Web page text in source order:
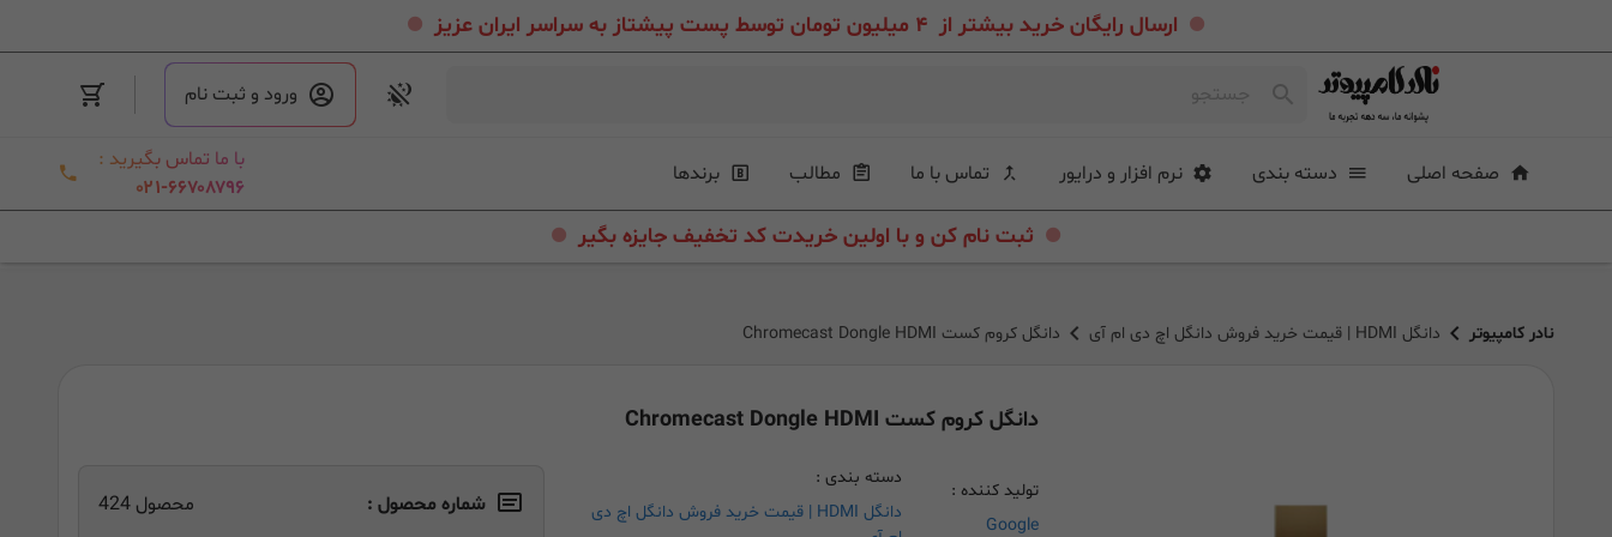
ارسال رایگان خرید بیشتر از ۴ میلیون تومان توسط پست پیشتاز به سراسر ایران عزیز
ورود و ثبت نام
صفحه اصلی دسته بندی نرم افزار و درایور تماس با ما مطالب برندها
با ما تماس بگیرید :
۰۲۱-۶۶۷۰۸۷۹۶
. ثبت نام کن و با اولین خریدت کد تخفیف جایزه بگیر .
نادر کامپیوتر دانگل HDMI | قیمت خرید فروش دانگل اچ دی ام آی دانگل کروم کست Chromecast Dongle HDMI
دانگل کروم کست Chromecast Dongle HDMI
تولید کننده :
Google
دسته بندی :
دانگل HDMI | قیمت خرید فروش دانگل اچ دی
شماره محصول : محصول 424